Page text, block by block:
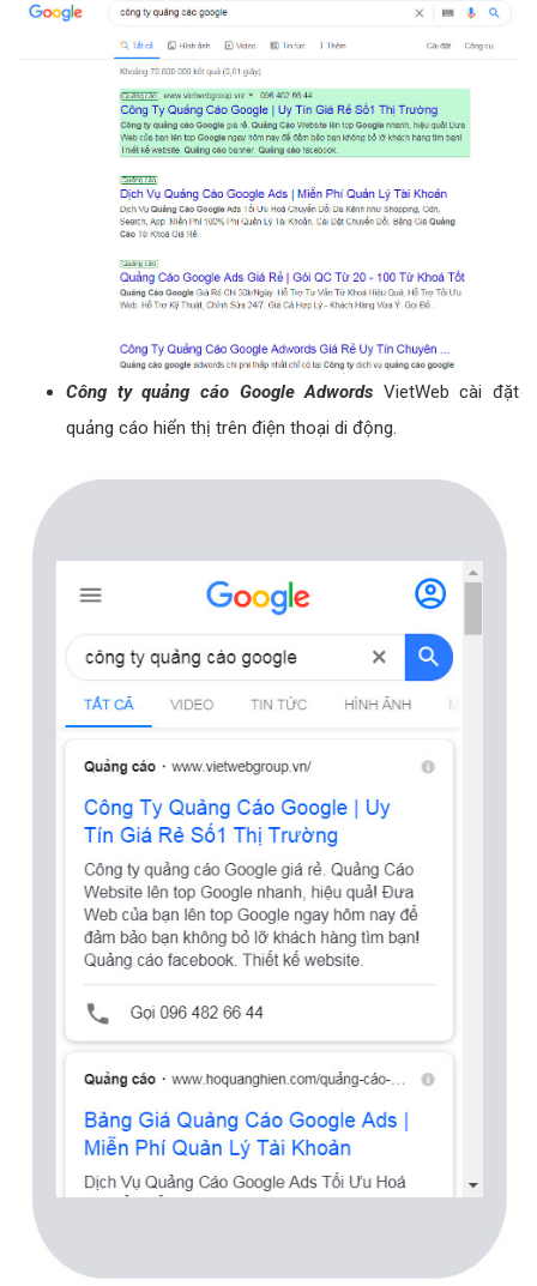
Công ty quảng cáo Google Adwords VietWeb cài đặt
quảng cáo hiển thị trên điện thoại di động.